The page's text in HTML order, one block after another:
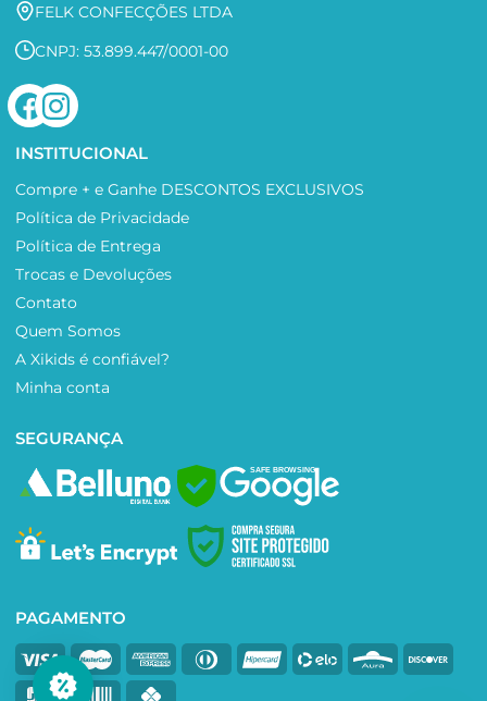
FELK CONFECÇÕES LTDA
CNPJ: 53.899.447/0001-00
INSTITUCIONAL
Compre + e Ganhe DESCONTOS EXCLUSIVOS
Política de Privacidade
Política de Entrega
Trocas e Devoluções
Contato
Quem Somos
A Xikids é confiável?
Minha conta
SEGURANÇA
SAFE BROWSING
PAGAMENTO